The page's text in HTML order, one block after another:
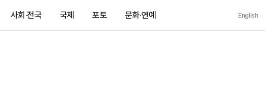
사회·전국 국제 포토 문화·연예 English